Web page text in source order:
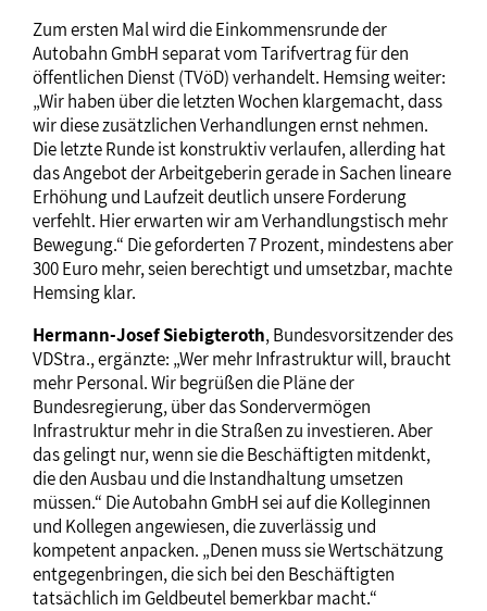
Zum ersten Mal wird die Einkommensrunde der
Autobahn GmbH separat vom Tarifvertrag für den
öffentlichen Dienst (TVöD) verhandelt. Hemsing weiter:
„Wir haben über die letzten Wochen klargemacht, dass
wir diese zusätzlichen Verhandlungen ernst nehmen.
Die letzte Runde ist konstruktiv verlaufen, allerding hat
das Angebot der Arbeitgeberin gerade in Sachen lineare
Erhöhung und Laufzeit deutlich unsere Forderung
verfehlt. Hier erwarten wir am Verhandlungstisch mehr
Bewegung.“ Die geforderten 7 Prozent, mindestens aber
300 Euro mehr, seien berechtigt und umsetzbar, machte
Hemsing klar.
Hermann-Josef Siebigteroth, Bundesvorsitzender des
VDStra., ergänzte: „Wer mehr Infrastruktur will, braucht
mehr Personal. Wir begrüßen die Pläne der
Bundesregierung, über das Sondervermögen
Infrastruktur mehr in die Straßen zu investieren. Aber
das gelingt nur, wenn sie die Beschäftigten mitdenkt,
die den Ausbau und die Instandhaltung umsetzen
müssen.“ Die Autobahn GmbH sei auf die Kolleginnen
und Kollegen angewiesen, die zuverlässig und
kompetent anpacken. „Denen muss sie Wertschätzung
entgegenbringen, die sich bei den Beschäftigten
tatsächlich im Geldbeutel bemerkbar macht.“